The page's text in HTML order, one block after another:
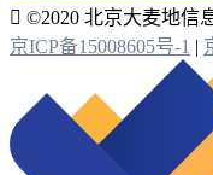
 ©2020 北京大麦地信
京ICP备15008605号-1 |